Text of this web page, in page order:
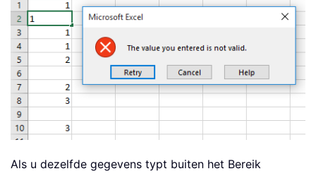
Als u dezelfde gegevens typt buiten het Bereik